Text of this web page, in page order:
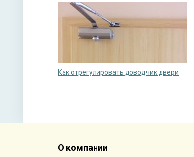
Как отрегулировать доводчик двери
О компании